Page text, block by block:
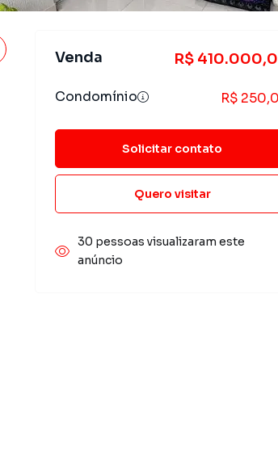
Venda R$
Condomínio R$
Solicitar contato
Quero visitar
30 pessoas visualizaram este
anúncio